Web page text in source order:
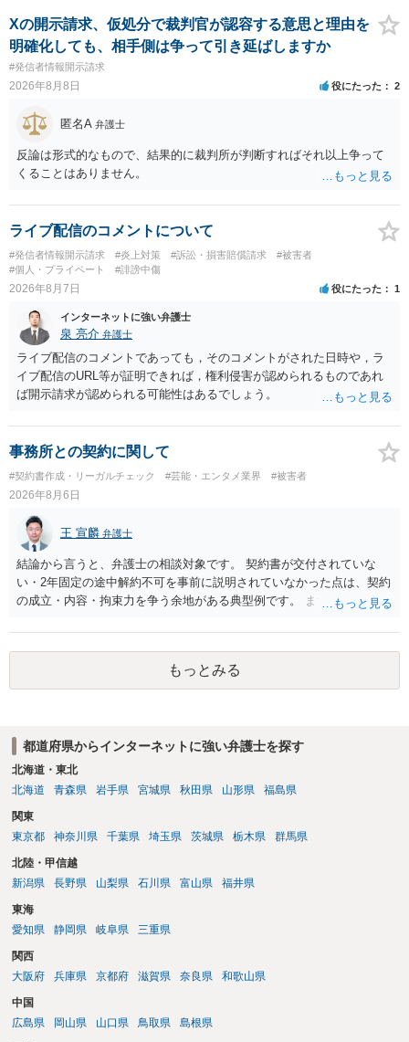
Xの開示請求、仮処分で裁判官が認容する意思と理由を
明確化しても、相手側は争って引き延ばしますか
#発信者情報開示請求
2026年8月8日 役にたった 2
匿名A 弁護士
反論は形式的なもので、結果的に裁判所が判断すればそれ以上争って
くることはありません。
ライブ配信のコメントについて
#発信者情報開示請求 #炎上対策 #訴訟・損害賠償請求
#被害者
#個人・プライベート
#誹謗中傷
2026年8月7日 役にたった 1
インターネットに強い弁護士
泉 亮介 弁護士
ライブ配信のコメントであっても，そのコメントがされた日時や，ラ
イブ配信のURL等が証明できれば，権利侵害が認められるものであれ
ば開示請求が認められる可能性はあるでしょう。
事務所との契約に関して
#契約書作成・リーガルチェック #芸能・エンタメ業界 #被害者
2026年8月6日
王 宣麟 弁護士
結論から言うと、弁護士の相談対象です。 契約書が交付されていな
い・2年固定の途中解約不可を事前に説明されていなかった点は、契約
の成立・内容・拘束力を争う余地がある典型例です。 まずは、運営と
みてはいかがでしょうか。 また同時並行で（もしまだされていないの
であれば）書面で退所意思の明確化はしておくべきだと考えます。
もっとみる
都道府県からインターネットに強い弁護士を探す
北海道・東北
北海道
青森県 岩手県 宮城県 秋田県 山形県 福島県
関東
東京都
神奈川県 千葉県 埼玉県 茨城県 栃木県 群馬県
北陸・甲信越
新潟県
長野県 山梨県 石川県 富山県 福井県
東海
愛知県
静岡県 岐阜県 三重県
関西
大阪府
兵庫県 京都府 滋賀県 奈良県 和歌山県
中国
広島県
岡山県 山口県 鳥取県 島根県